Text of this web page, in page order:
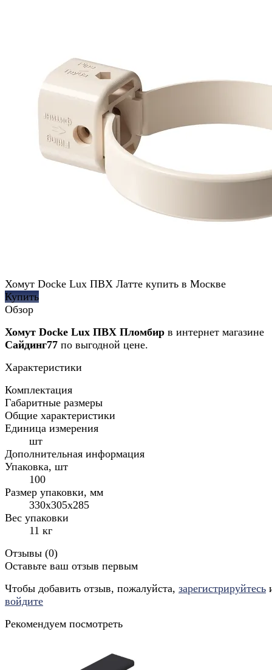
Хомут Docke Lux ПВХ Латте купить в Москве
Купить
Обзор
Хомут Docke Lux ПВХ Пломбир в интернет магазине
Сайдинг77 по выгодной цене.
Характеристики
Комплектация
Габаритные размеры
Общие характеристики
Единица измерения
шт
Дополнительная информация
Упаковка, шт
100
Размер упаковки, мм
330x305x285
Вес упаковки
11 кг
Отзывы (0)
Оставьте ваш отзыв первым
Чтобы добавить отзыв, пожалуйста, зарегистрируйтесь
войдите
Рекомендуем посмотреть